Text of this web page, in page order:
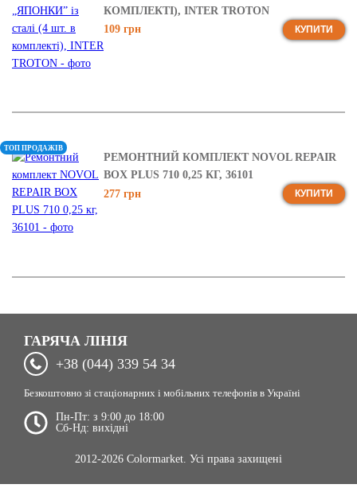
КОМПЛЕКТІ), INTER TROTON
109 грн
КУПИТИ
РЕМОНТНИЙ КОМПЛЕКТ NOVOL REPAIR
BOX PLUS 710 0,25 КГ, 36101
277 грн
КУПИТИ
ТОП ПРОДАЖІВ
ГАРЯЧА ЛІНІЯ
+38 (044) 339 54 34
Безкоштовно зі стаціонарних і мобільних телефонів в Україні
Пн-Пт: з 9:00 до 18:00
Сб-Нд: вихідні
2012-2026 Colormarket. Усі права захищені